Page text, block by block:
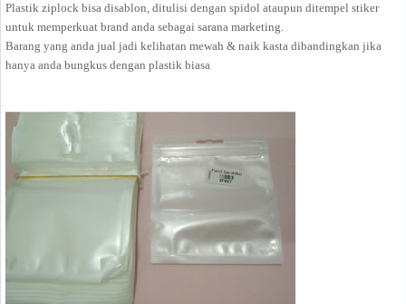
Plastik ziplock bisa disablon, ditulisi dengan spidol ataupun ditempel stiker
untuk memperkuat brand anda sebagai sarana marketing.
Barang yang anda jual jadi kelihatan mewah & naik kasta dibandingkan jika
hanya anda bungkus dengan plastik biasa